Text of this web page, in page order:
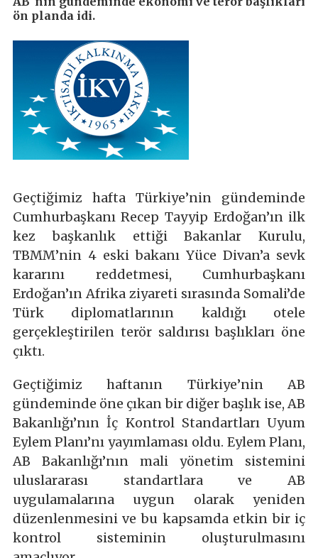
ön planda idi.
Geçtiğimiz hafta Türkiye’nin gündeminde
Cumhurbaşkanı Recep Tayyip Erdoğan’ın ilk
kez başkanlık ettiği Bakanlar Kurulu,
TBMM’nin 4 eski bakanı Yüce Divan’a sevk
kararını reddetmesi, Cumhurbaşkanı
Erdoğan’ın Afrika ziyareti sırasında Somali’de
Türk diplomatlarının kaldığı otele
gerçekleştirilen terör saldırısı başlıkları öne
çıktı.
Geçtiğimiz haftanın Türkiye’nin AB
gündeminde öne çıkan bir diğer başlık ise, AB
Bakanlığı’nın İç Kontrol Standartları Uyum
Eylem Planı’nı yayımlaması oldu. Eylem Planı,
AB Bakanlığı’nın mali yönetim sistemini
uluslararası standartlara ve AB
uygulamalarına uygun olarak yeniden
düzenlenmesini ve bu kapsamda etkin bir iç
kontrol sisteminin oluşturulmasını